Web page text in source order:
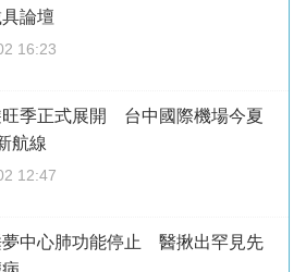
論壇
16:23
旺季正式展開 台中國際機場今夏
航線
12:47
夢中心肺功能停止 醫揪出罕見先